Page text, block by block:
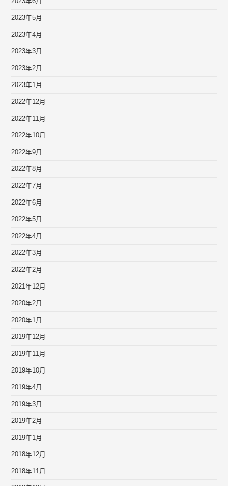
2023年5月
2023年4月
2023年3月
2023年2月
2023年1月
2022年12月
2022年11月
2022年10月
2022年9月
2022年8月
2022年7月
2022年6月
2022年5月
2022年4月
2022年3月
2022年2月
2021年12月
2020年2月
2020年1月
2019年12月
2019年11月
2019年10月
2019年4月
2019年3月
2019年2月
2019年1月
2018年12月
2018年11月